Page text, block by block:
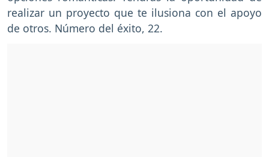
realizar un proyecto que te ilusiona con el apoyo
de otros. Número del éxito, 22.